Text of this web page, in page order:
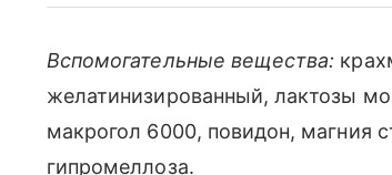
Вспомогательные вещества:
желатинизированный, лактозы
макрогол 6000, повидон, магния
гипромеллоза.